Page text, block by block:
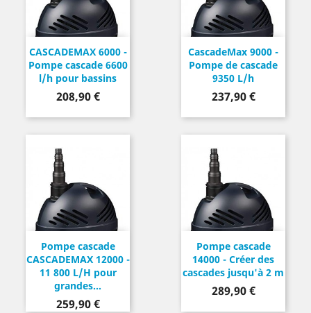
CASCADEMAX 6000 -
Pompe cascade 6600
l/h pour bassins
Prix
208,90 €
CascadeMax 9000 -
Pompe de cascade
9350 L/h
Prix
237,90 €
Pompe cascade
CASCADEMAX 12000 -
11 800 L/H pour
grandes...
Prix
259,90 €
Pompe cascade
14000 - Créer des
cascades jusqu'à 2 m
Prix
289,90 €